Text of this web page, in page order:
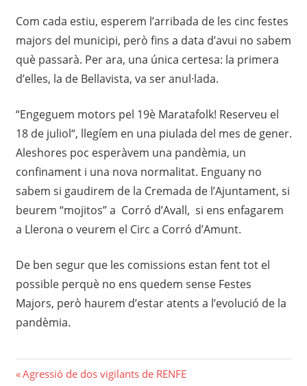
Com cada estiu, esperem l’arribada de les cinc festes
majors del municipi, però fins a data d’avui no sabem
què passarà. Per ara, una única certesa: la primera
d’elles, la de Bellavista, va ser anul·lada.
“Engeguem motors pel 19è Maratafolk! Reserveu el
18 de juliol“, llegíem en una piulada del mes de gener.
Aleshores poc esperàvem una pandèmia, un
confinament i una nova normalitat. Enguany no
sabem si gaudirem de la Cremada de l’Ajuntament, si
beurem “mojitos” a Corró d’Avall, si ens enfagarem
a Llerona o veurem el Circ a Corró d’Amunt.
De ben segur que les comissions estan fent tot el
possible perquè no ens quedem sense Festes
Majors, però haurem d’estar atents a l’evolució de la
pandèmia.
Navegació
Previous
Agressió de dos vigilants de RENFE